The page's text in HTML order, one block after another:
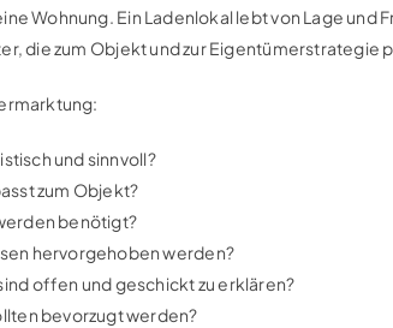
Wohnung. Ein Ladenlokal lebt von Lage
die zum Objekt und zur Eigentümerstrategie
und sinnvoll?
zum Objekt?
benötigt?
hervorgehoben werden?
offen und geschickt zu erklären?
bevorzugt werden?